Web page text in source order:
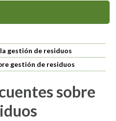
sobre
gestión de residuos
gestión de residuos